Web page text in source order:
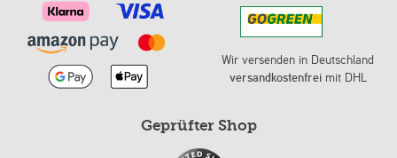
Wir versenden in Deutschland
versandkostenfreimit DHL
Geprüfter Shop